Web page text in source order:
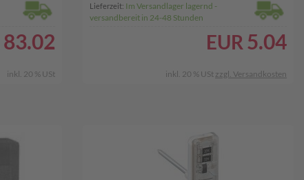
83.02
inkl. 20 % USt
Lieferzeit: Im Versandlager lagernd -
versandbereit in 24-48 Stunden
EUR 5.04
inkl. 20 % USt zzgl. Versandkosten